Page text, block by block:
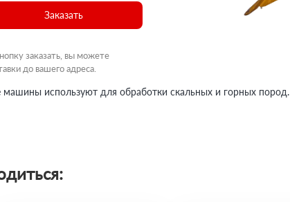
Заказать
заказать, вы можете
до вашего адреса.
машины используют для обработки скальных и горных пород.